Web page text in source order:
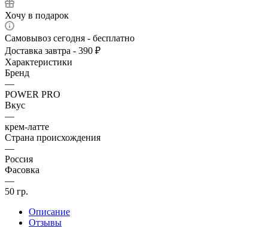
Хочу в подарок
Самовывоз сегодня - бесплатно
Доставка завтра - 390 ₽
Характеристики
Бренд
—
POWER PRO
Вкус
—
крем-латте
Страна происхождения
—
Россия
Фасовка
—
50 гр.
Описание
Отзывы